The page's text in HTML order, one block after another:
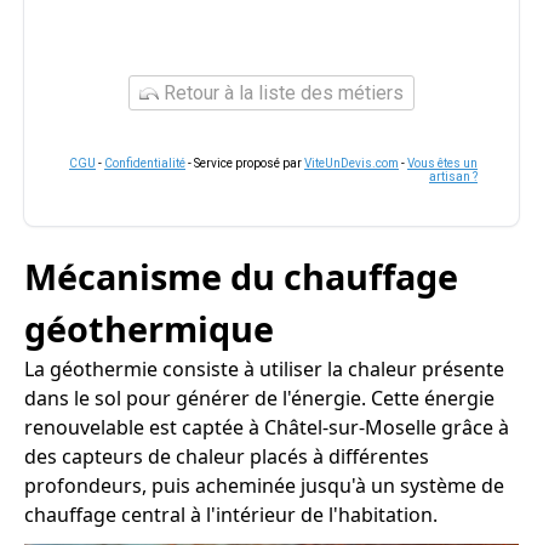
Retour à la liste des métiers
CGU - Confidentialité- Service proposé parViteUnDevis.com -Vous êtes un
artisan ?
Mécanisme du chauffage
géothermique
La géothermie consiste à utiliser la chaleur présente
dans le sol pour générer de l'énergie. Cette énergie
renouvelable est captée à Châtel-sur-Moselle grâce à
des capteurs de chaleur placés à différentes
profondeurs, puis acheminée jusqu'à un système de
chauffage central à l'intérieur de l'habitation.